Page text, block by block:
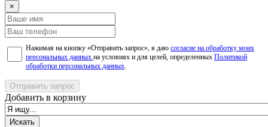
×
Нажимая на кнопку «Отправить запрос», я даю согласие на обработку моих
персональных данных на условиях и для целей, определенных Политикой
обработки персональных данных.
Отправить запрос
Добавить в корзину